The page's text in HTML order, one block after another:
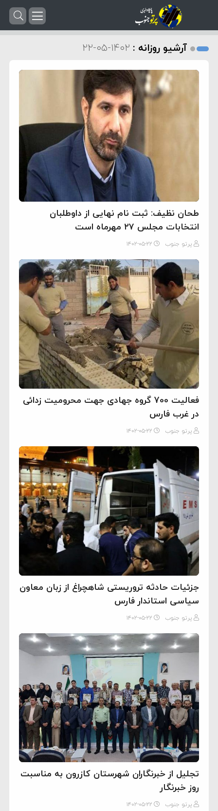
آرشیو روزانه : ۱۴۰۲-۰۵-۲۲
طحان نظیف: ثبت نام نهایی از داوطلبان
انتخابات مجلس ۲۷ مهرماه است
پرتو جنوب ۱۴۰۲-۰۵-۲۲
فعالیت 700 گروه جهادی جهت محرومیت زدائی
در غرب فارس
پرتو جنوب ۱۴۰۲-۰۵-۲۲
جزئیات حادثه تروریستی شاهچراغ از زبان معاون
سیاسی استاندار فارس
پرتو جنوب ۱۴۰۲-۰۵-۲۲
تجلیل از خبرنگاران شهرستان کازرون به مناسبت
روز خبرنگار
پرتو جنوب ۱۴۰۲-۰۵-۲۲